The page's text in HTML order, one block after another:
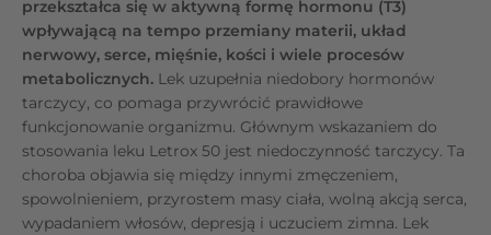
przekształca się w aktywną formę hormonu (T3)
wpływającą na tempo przemiany materii, układ
nerwowy, serce, mięśnie, kości i wiele procesów
metabolicznych. Lek uzupełnia niedobory hormonów
tarczycy, co pomaga przywrócić prawidłowe
funkcjonowanie organizmu. Głównym wskazaniem do
stosowania leku Letrox 50 jest niedoczynność tarczycy. Ta
choroba objawia się między innymi zmęczeniem,
spowolnieniem, przyrostem masy ciała, wolną akcją serca,
wypadaniem włosów, depresją i uczuciem zimna. Lek